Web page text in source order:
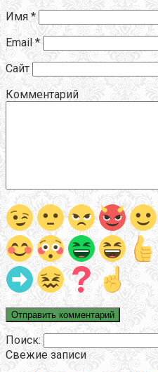
Имя *
Email *
Сайт
Комментарий
Поиск:
Свежие записи